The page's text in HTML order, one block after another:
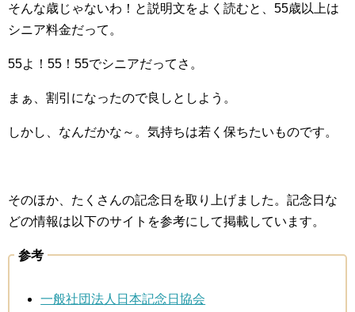
そんな歳じゃないわ！と説明文をよく読むと、55歳以上は
シニア料金だって。
55よ！55！55でシニアだってさ。
まぁ、割引になったので良しとしよう。
しかし、なんだかな～。気持ちは若く保ちたいものです。
そのほか、たくさんの記念日を取り上げました。記念日な
どの情報は以下のサイトを参考にして掲載しています。
参考
一般社団法人日本記念日協会